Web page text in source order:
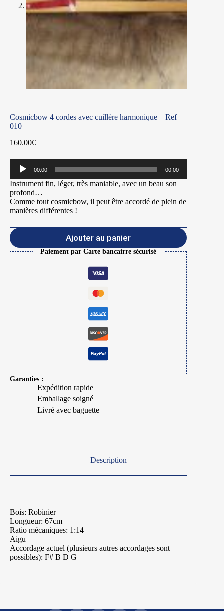
Cosmicbow 4 cordes avec cuillère harmonique – Ref
010
160.00€
Lecteur
audio
00:00 00:00
Instrument fin, léger, très maniable, avec un beau son
profond…
Comme tout cosmicbow, il peut être accordé de plein de
manières différentes !
Ajouter au panier
Paiement par Carte bancairre sécurisé
Garanties :
Expédition rapide
Emballage soigné
Livré avec baguette
Description
Bois: Robinier
Longueur: 67cm
Ratio mécaniques: 1:14
Aigu
Accordage actuel (plusieurs autres accordages sont
possibles): F# B D G